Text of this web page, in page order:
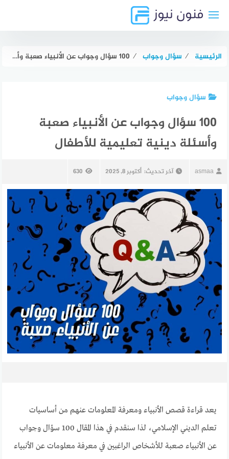
الرئيسية ⁄ سؤال وجواب ⁄ 100 سؤال وجواب عن الأنبياء صعبة وأسئلة دينية تعليمية للأطفال
سؤال وجواب
100 سؤال وجواب عن الأنبياء صعبة
وأسئلة دينية تعليمية للأطفال
asmaa آخر تحديث: أكتوبر 8, 2025 630
يعد قراءة قصص الأنبياء ومعرفة المعلومات عنهم من أساسيات
تعلم الديني الإسلامي، لذا سنقدم في هذا المقال 100 سؤال وجواب
عن الأنبياء صعبة للأشخاص الراغبين في معرفة معلومات عن الأنبياء